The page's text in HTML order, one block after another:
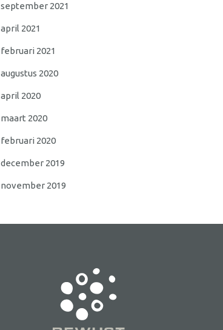
september 2021
april 2021
februari 2021
augustus 2020
april 2020
maart 2020
februari 2020
december 2019
november 2019